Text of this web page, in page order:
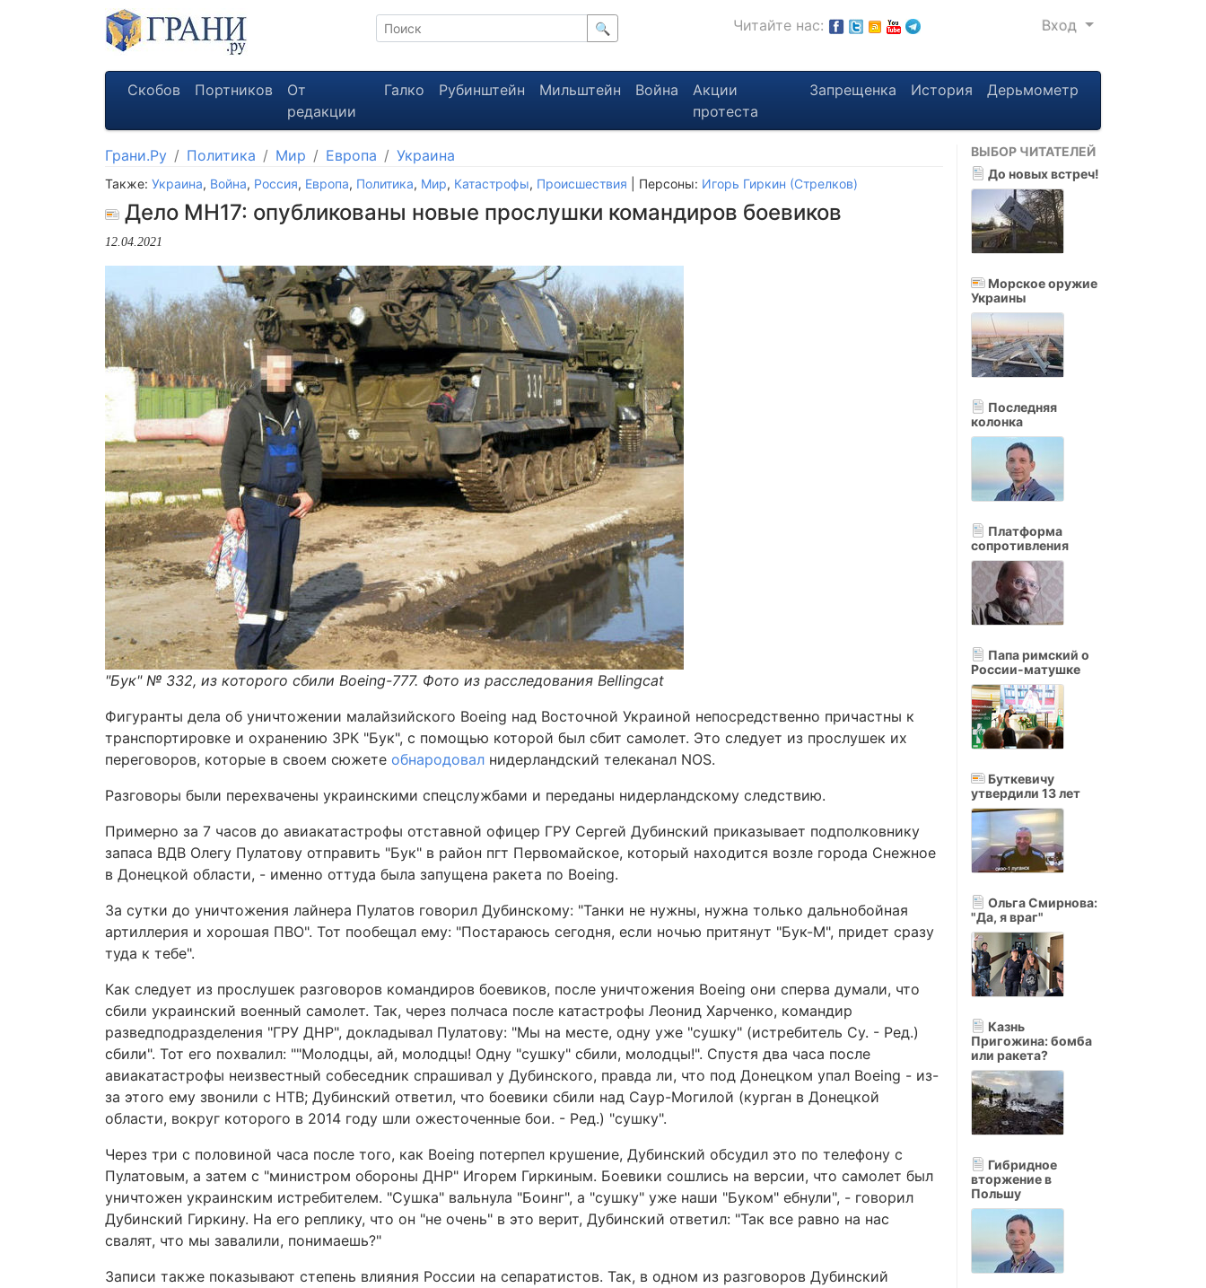
🔍 Читайте нас: Вход
Скобов Портников
От
редакции
Галко Рубинштейн Мильштейн Война
Акции
протеста
Запрещенка История Дерьмометр
Грани.Ру Политика Мир Европа Украина
Также: Украина, Война, Россия, Европа, Политика, Мир, Катастрофы, Происшествия | Персоны: Игорь Гиркин (Стрелков)
Дело MH17: опубликованы новые прослушки командиров боевиков
12.04.2021
"Бук" № 332, из которого сбили Boeing-777. Фото из расследования Bellingcat
Фигуранты дела об уничтожении малайзийского Boeing над Восточной Украиной непосредственно причастны к
транспортировке и охранению ЗРК "Бук", с помощью которой был сбит самолет. Это следует из прослушек их
переговоров, которые в своем сюжете обнародовал нидерландский телеканал NOS.
Разговоры были перехвачены украинскими спецслужбами и переданы нидерландскому следствию.
Примерно за 7 часов до авиакатастрофы отставной офицер ГРУ Сергей Дубинский приказывает подполковнику
запаса ВДВ Олегу Пулатову отправить "Бук" в район пгт Первомайское, который находится возле города Снежное
в Донецкой области, - именно оттуда была запущена ракета по Boeing.
За сутки до уничтожения лайнера Пулатов говорил Дубинскому: "Танки не нужны, нужна только дальнобойная
артиллерия и хорошая ПВО". Тот пообещал ему: "Постараюсь сегодня, если ночью притянут "Бук-М", придет сразу
туда к тебе".
Как следует из прослушек разговоров командиров боевиков, после уничтожения Boeing они сперва думали, что
сбили украинский военный самолет. Так, через полчаса после катастрофы Леонид Харченко, командир
разведподразделения "ГРУ ДНР", докладывал Пулатову: "Мы на месте, одну уже "сушку" (истребитель Су. - Ред.)
сбили". Тот его похвалил: ""Молодцы, ай, молодцы! Одну "сушку" сбили, молодцы!". Спустя два часа после
авиакатастрофы неизвестный собеседник спрашивал у Дубинского, правда ли, что под Донецком упал Boeing - из-
за этого ему звонили с НТВ; Дубинский ответил, что боевики сбили над Саур-Могилой (курган в Донецкой
области, вокруг которого в 2014 году шли ожесточенные бои. - Ред.) "сушку".
Через три с половиной часа после того, как Boeing потерпел крушение, Дубинский обсудил это по телефону с
Пулатовым, а затем с "министром обороны ДНР" Игорем Гиркиным. Боевики сошлись на версии, что самолет был
уничтожен украинским истребителем. "Сушка" вальнула "Боинг", а "сушку" уже наши "Буком" ебнули", - говорил
Дубинский Гиркину. На его реплику, что он "не очень" в это верит, Дубинский ответил: "Так все равно на нас
свалят, что мы завалили, понимаешь?"
Записи также показывают степень влияния России на сепаратистов. Так, в одном из разговоров Дубинский
ВЫБОР ЧИТАТЕЛЕЙ
До новых встреч!
Морское оружие
Украины
Последняя
колонка
Платформа
сопротивления
Папа римский о
России-матушке
Буткевичу
утвердили 13 лет
Ольга Смирнова:
"Да, я враг"
Казнь
Пригожина: бомба
или ракета?
Гибридное
вторжение в
Польшу